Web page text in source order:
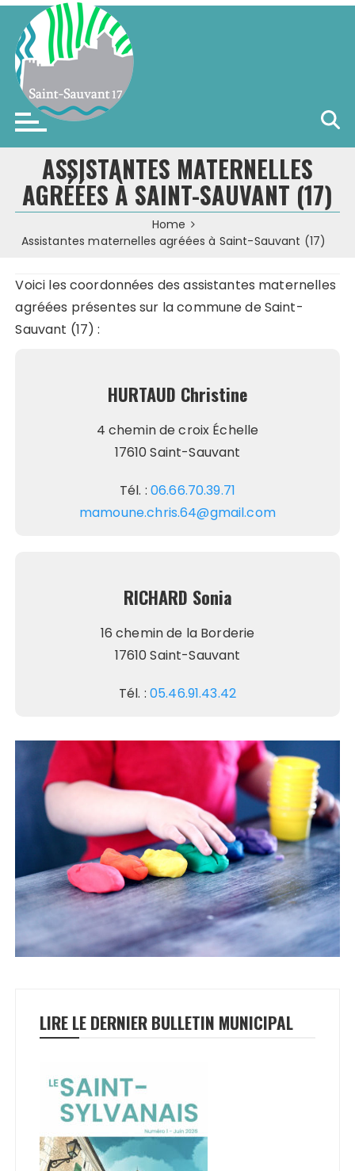
Skip
content
Saint-Sauvant (17)
ASSISTANTES MATERNELLES
AGRÉÉES À SAINT-SAUVANT (17)
Home
Assistantes maternelles agréées à Saint-Sauvant (17)
Voici les coordonnées des assistantes maternelles
agréées présentes sur la commune de Saint-
Sauvant (17) :
HURTAUD Christine
4 chemin de croix Échelle
17610 Saint-Sauvant
Tél. : 06.66.70.39.71
mamoune.chris.64@gmail.com
RICHARD Sonia
16 chemin de la Borderie
17610 Saint-Sauvant
Tél. : 05.46.91.43.42
LIRE LE DERNIER BULLETIN MUNICIPAL